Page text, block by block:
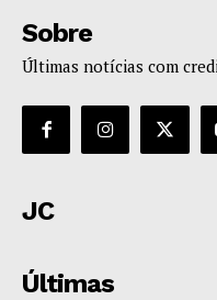
Sobre
Últimas notícias com
JC
Últimas